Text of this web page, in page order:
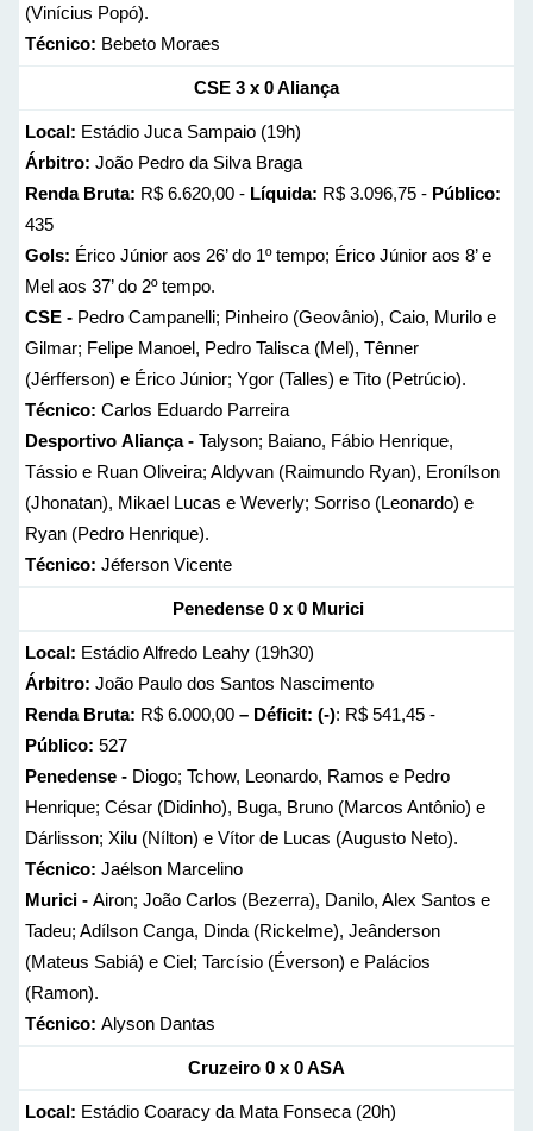
(Vinícius Popó).
Técnico: Bebeto Moraes
CSE 3 x 0 Aliança
Local: Estádio Juca Sampaio (19h)
Árbitro: João Pedro da Silva Braga
Renda Bruta: R$ 6.620,00 - Líquida: R$ 3.096,75 - Público:
435
Gols: Érico Júnior aos 26’ do 1º tempo; Érico Júnior aos 8’ e
Mel aos 37’ do 2º tempo.
CSE -Pedro Campanelli; Pinheiro (Geovânio), Caio, Murilo e
Gilmar; Felipe Manoel, Pedro Talisca (Mel), Tênner
(Jérfferson) e Érico Júnior; Ygor (Talles) e Tito (Petrúcio).
Técnico: Carlos Eduardo Parreira
Desportivo Aliança - Talyson; Baiano, Fábio Henrique,
Tássio e Ruan Oliveira; Aldyvan (Raimundo Ryan), Eronílson
(Jhonatan), Mikael Lucas e Weverly; Sorriso (Leonardo) e
Ryan (Pedro Henrique).
Técnico: Jéferson Vicente
Penedense 0 x 0 Murici
Local: Estádio Alfredo Leahy (19h30)
Árbitro: João Paulo dos Santos Nascimento
Renda Bruta: R$ 6.000,00 – Déficit: (-): R$ 541,45 -
Público: 527
Penedense - Diogo; Tchow, Leonardo, Ramos e Pedro
Henrique; César (Didinho), Buga, Bruno (Marcos Antônio) e
Dárlisson; Xilu (Nílton) e Vítor de Lucas (Augusto Neto).
Técnico: Jaélson Marcelino
Murici - Airon; João Carlos (Bezerra), Danilo, Alex Santos e
Tadeu; Adílson Canga, Dinda (Rickelme), Jeânderson
(Mateus Sabiá) e Ciel; Tarcísio (Éverson) e Palácios
(Ramon).
Técnico: Alyson Dantas
Cruzeiro 0 x 0 ASA
Local: Estádio Coaracy da Mata Fonseca (20h)